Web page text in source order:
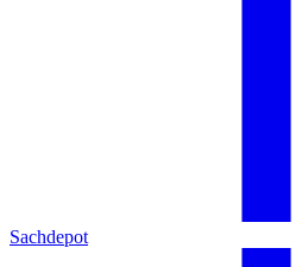
Sachdepot